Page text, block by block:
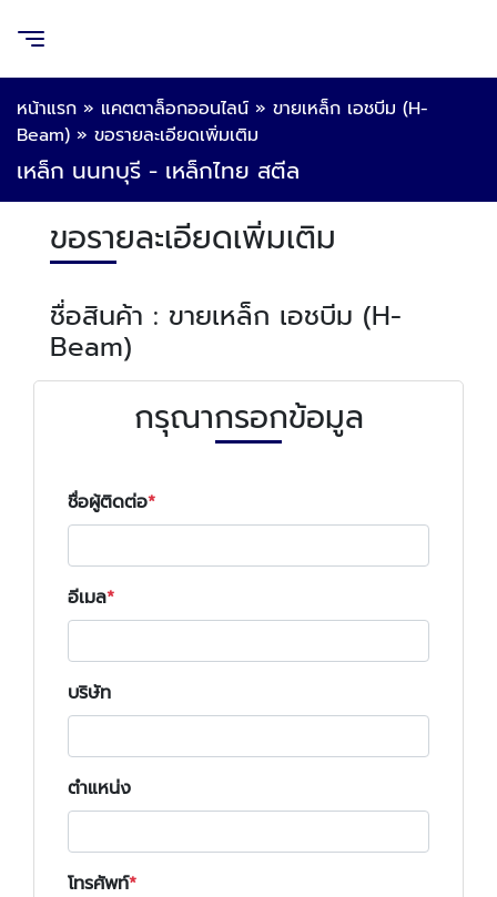
หน้าแรก » แคตตาล็อกออนไลน์ » ขายเหล็ก เอชบีม (H-
Beam) » ขอรายละเอียดเพิ่มเติม
เหล็ก นนทบุรี - เหล็กไทย สตีล
ขอรายละเอียดเพิ่มเติม
ชื่อสินค้า : ขายเหล็ก เอชบีม (H-
Beam)
กรุณากรอกข้อมูล
ชื่อผู้ติดต่อ
อีเมล
บริษัท
ตำแหน่ง
โทรศัพท์